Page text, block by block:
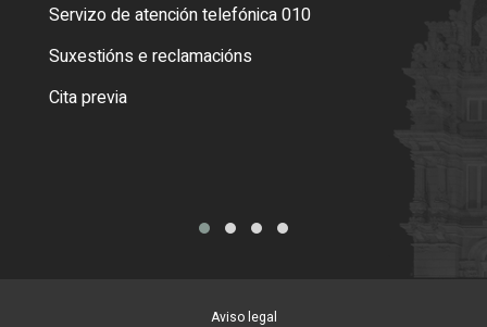
Servizo de atención telefónica 010
Suxestións e reclamacións
Cita previa
Aviso legal